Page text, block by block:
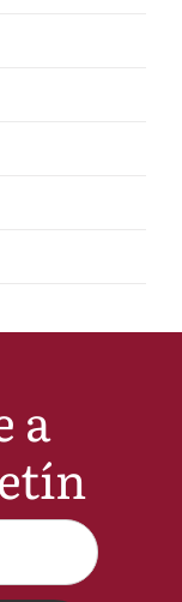
a